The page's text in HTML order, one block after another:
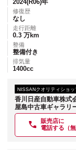
2024(R06)年
修復歴
なし
走行距離
0.3 万km
整備
整備付き
排気量
1400cc
NISSANクオリティショッ
香川日産自動車株式
屋島中古車ギャラリ
販売店に
電話する（無